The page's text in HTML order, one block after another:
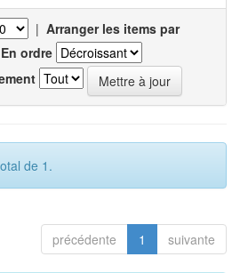
| Arranger les items par
En ordre
de 1.
précédente 1 suivante